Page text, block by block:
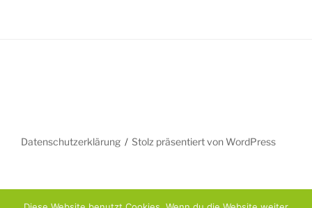
Datenschutzerklärung Stolz präsentiert von WordPress